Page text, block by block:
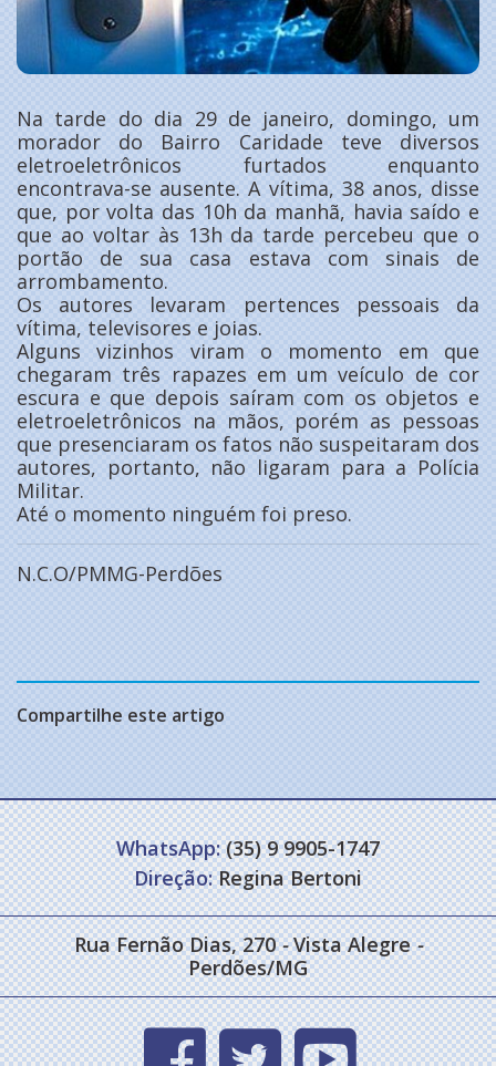
Na tarde do dia 29 de janeiro, domingo, um
morador do Bairro Caridade teve diversos
eletroeletrônicos furtados enquanto
encontrava-se ausente. A vítima, 38 anos, disse
que, por volta das 10h da manhã, havia saído e
que ao voltar às 13h da tarde percebeu que o
portão de sua casa estava com sinais de
arrombamento.
Os autores levaram pertences pessoais da
vítima, televisores e joias.
Alguns vizinhos viram o momento em que
chegaram três rapazes em um veículo de cor
escura e que depois saíram com os objetos e
eletroeletrônicos na mãos, porém as pessoas
que presenciaram os fatos não suspeitaram dos
autores, portanto, não ligaram para a Polícia
Militar.
Até o momento ninguém foi preso.
N.C.O/PMMG-Perdões
Compartilhe este artigo
WhatsApp:(35) 9 9905-1747
Direção:Regina Bertoni
Rua Fernão Dias, 270- Vista Alegre-
Perdões/MG